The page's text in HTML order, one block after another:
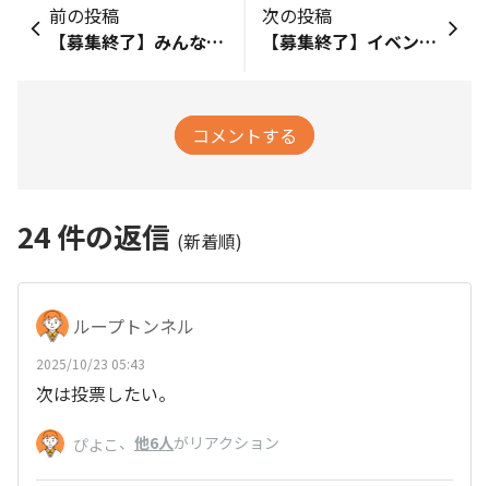
前の投稿
【募集終了】みんなで作ろう！オープニングイベント③
次の投稿
【募集終了】イベント参加バッジのデザインを考えよう！
コメントする
24件の返信 (新着順)
ループトンネル
2025/10/23 05:43
次は投票したい。
ぴよこ 、 他6人がリアクション